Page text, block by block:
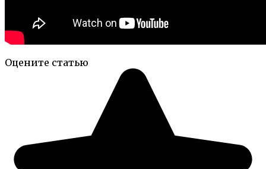
Оцените статью